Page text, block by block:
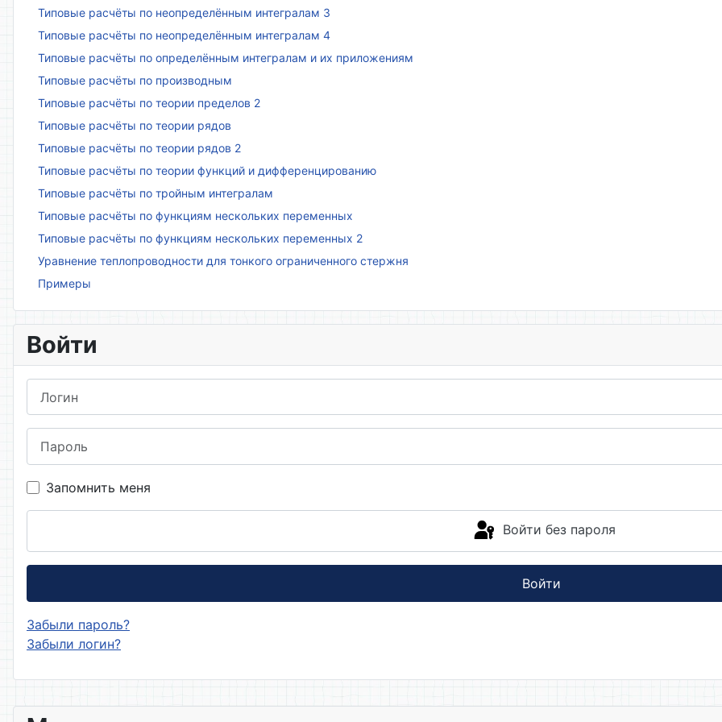
Типовые расчёты по неопределённым интегралам 3
Типовые расчёты по неопределённым интегралам 4
Типовые расчёты по определённым интегралам и их приложениям
Типовые расчёты по производным
Типовые расчёты по теории пределов 2
Типовые расчёты по теории рядов
Типовые расчёты по теории рядов 2
Типовые расчёты по теории функций и дифференцированию
Типовые расчёты по тройным интегралам
Типовые расчёты по функциям нескольких переменных
Типовые расчёты по функциям нескольких переменных 2
Уравнение теплопроводности для тонкого ограниченного стержня
Примеры
Войти
Запомнить меня
Войти без пароля
Войти
Забыли пароль?
Забыли логин?